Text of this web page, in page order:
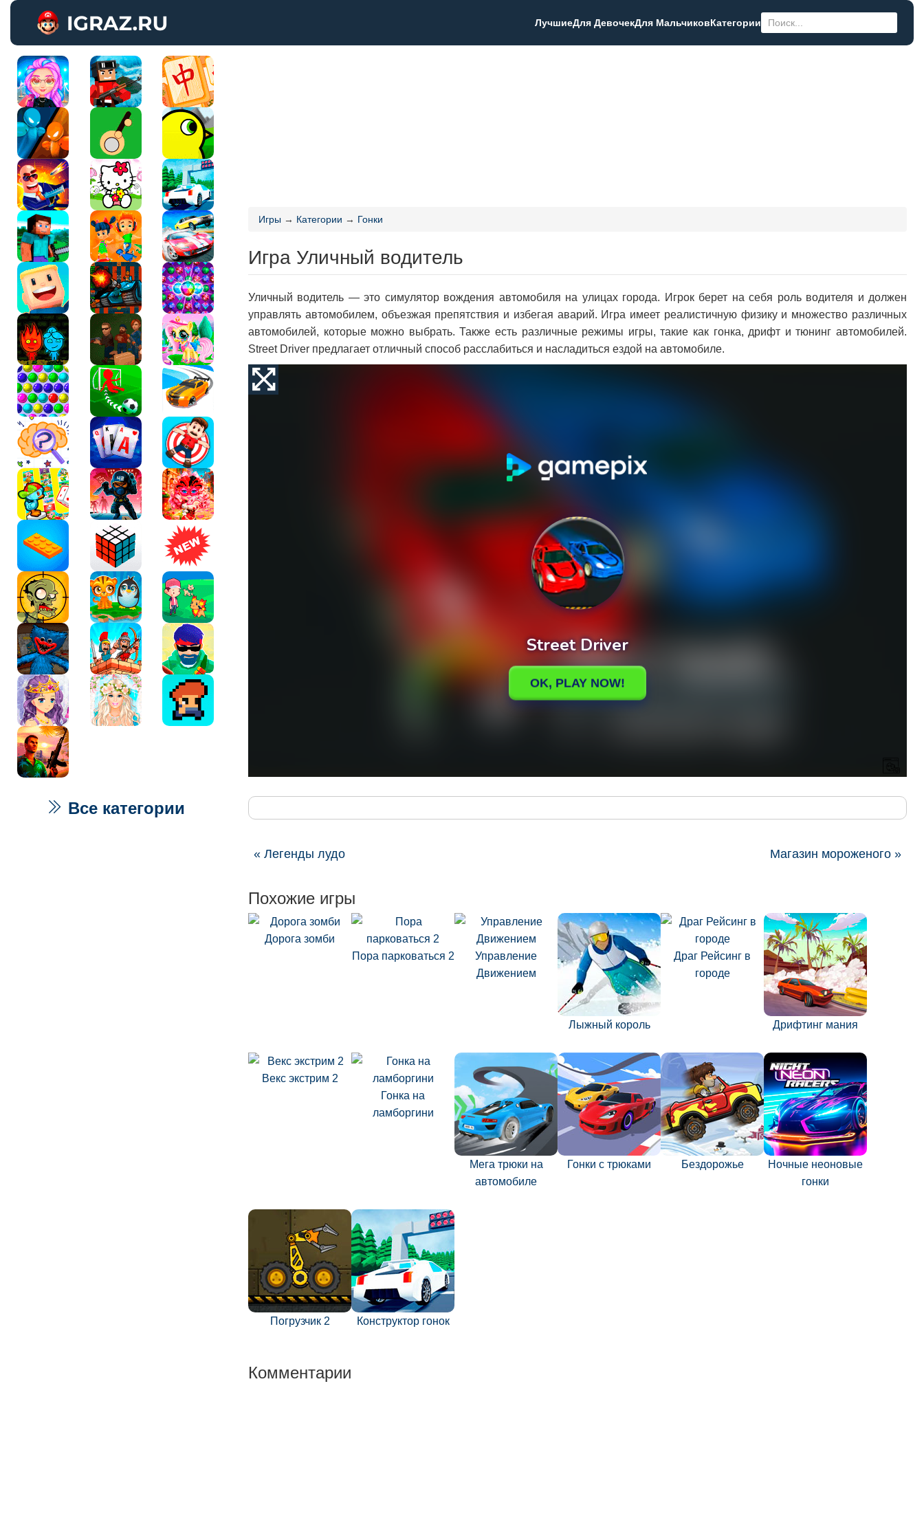
ЛучшиеДля ДевочекДля МальчиковКатегории
Игры → Категории → Гонки
Игра Уличный водитель
Уличный водитель — это симулятор вождения автомобиля на улицах города. Игрок берет на себя роль водителя и должен
управлять автомобилем, объезжая препятствия и избегая аварий. Игра имеет реалистичную физику и множество различных
автомобилей, которые можно выбрать. Также есть различные режимы игры, такие как гонка, дрифт и тюнинг автомобилей.
Street Driver предлагает отличный способ расслабиться и насладиться ездой на автомобиле.
« Легенды лудо Магазин мороженого »
Похожие игры
Дорога зомби
Пора парковаться 2
Управление
Движением
Лыжный король
Драг Рейсинг в
городе
Дрифтинг мания
Векс экстрим 2
Гонка на
ламборгини
Мега трюки на
автомобиле
Гонки с трюками Бездорожье
Ночные неоновые
гонки
Погрузчик 2 Конструктор гонок
Комментарии
Все категории